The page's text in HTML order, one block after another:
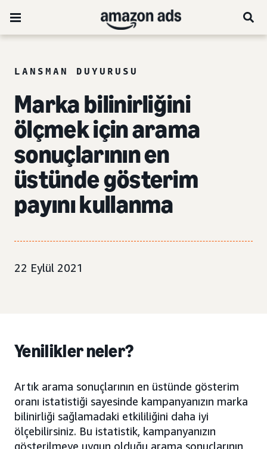
LANSMAN DUYURUSU
Marka bilinirliğini
ölçmek için arama
sonuçlarının en
üstündegösterim
payınıkullanma
22 Eylül 2021
Yenilikler neler?
Artık arama sonuçlarının en üstünde gösterim
oranı istatistiği sayesinde kampanyanızın marka
bilinirliği sağlamadaki etkililiğini daha iyi
ölçebilirsiniz. Bu istatistik, kampanyanızın
gösterilmeye uygun olduğu arama sonuçlarının